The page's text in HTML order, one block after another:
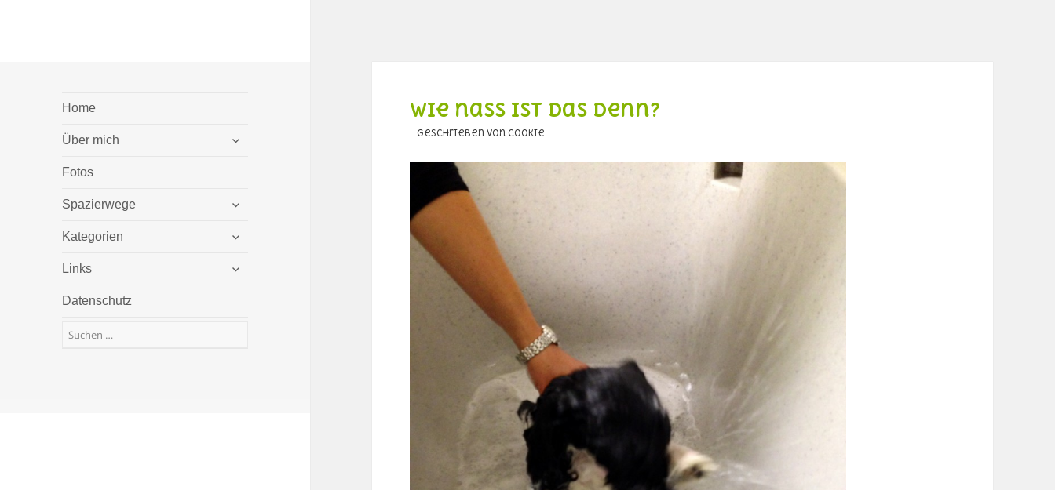
Home
Über mich
untermenü
Fotos
Spazierwege
untermenü
Kategorien
untermenü
Links
untermenü
Datenschutz
Suchen
Wie nass ist das denn?
geschrieben von Cookie